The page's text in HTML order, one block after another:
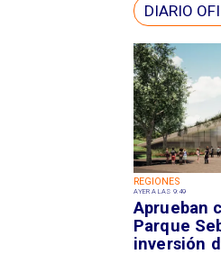
REGIONES
AYER A LAS 9:49
Aprueban
Parque
inversión
DIARIO